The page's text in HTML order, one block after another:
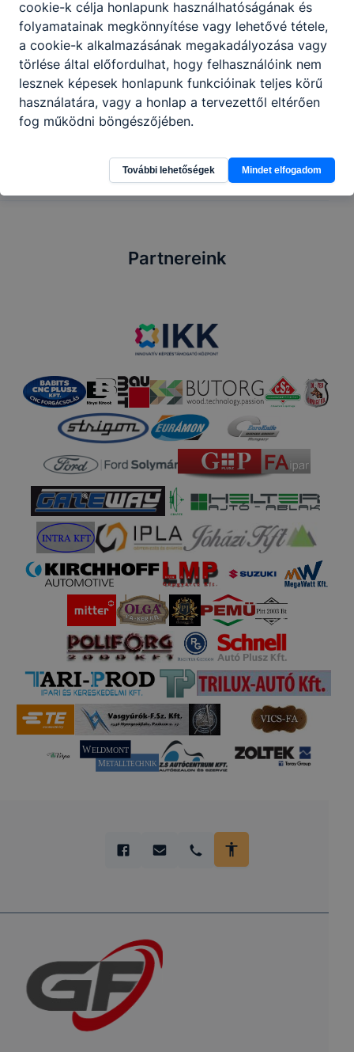
Egészségügyi alkalmassági követelményeknek
való megfelelés szükséges
Megosztás
Partnereink
cookie-k célja honlapunk használhatóságának és
folyamatainak megkönnyítése vagy lehetővé tétele,
a cookie-k alkalmazásának megakadályozása vagy
törlése által előfordulhat, hogy felhasználóink nem
lesznek képesek honlapunk funkcióinak teljes körű
használatára, vagy a honlap a tervezettől eltérően
fog működni böngészőjében.
További lehetőségek Mindet elfogadom